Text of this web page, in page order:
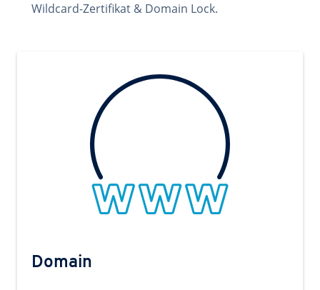
Wildcard-Zertifikat & Domain Lock.
Domain